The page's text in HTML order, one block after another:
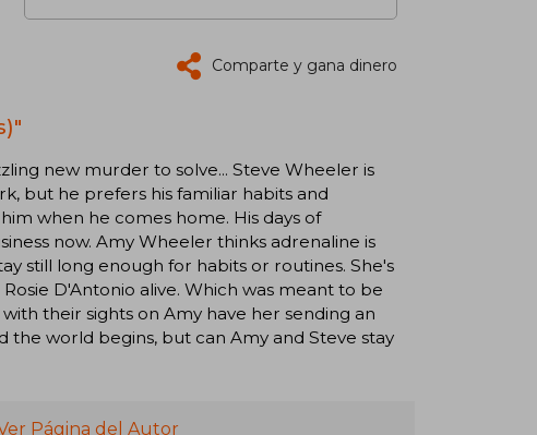
Comparte y gana dinero
new murder to solve... Steve Wheeler is
but he prefers his familiar habits and
when he comes home. His days of
now. Amy Wheeler thinks adrenaline is
still long enough for habits or routines. She's
D'Antonio alive. Which was meant to be
their sights on Amy have her sending an
the world begins, but can Amy and Steve stay
Página del Autor